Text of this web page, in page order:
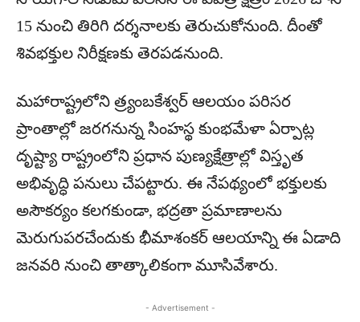
15 నుంచి తిరిగి దర్శనాలకు తెరుచుకోనుంది. దీంతో
శివభక్తుల నిరీక్షణకు తెరపడనుంది.
మహారాష్ట్రలోని త్ర్యంబకేశ్వర్ ఆలయం పరిసర
ప్రాంతాల్లో జరగనున్న సింహస్థ కుంభమేళా ఏర్పాట్ల
దృష్ట్యా రాష్ట్రంలోని ప్రధాన పుణ్యక్షేత్రాల్లో విస్తృత
అభివృద్ధి పనులు చేపట్టారు. ఈ నేపథ్యంలో భక్తులకు
అసౌకర్యం కలగకుండా, భద్రతా ప్రమాణాలను
మెరుగుపరచేందుకు భీమాశంకర్ ఆలయాన్ని ఈ ఏడాది
జనవరి నుంచి తాత్కాలికంగా మూసివేశారు.
- Advertisement -